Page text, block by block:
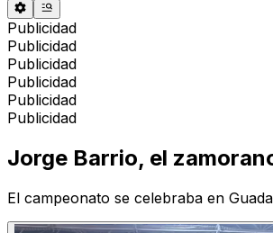
Publicidad
Publicidad
Publicidad
Publicidad
Publicidad
Publicidad
Jorge Barrio, el
El campeonato se celebraba en